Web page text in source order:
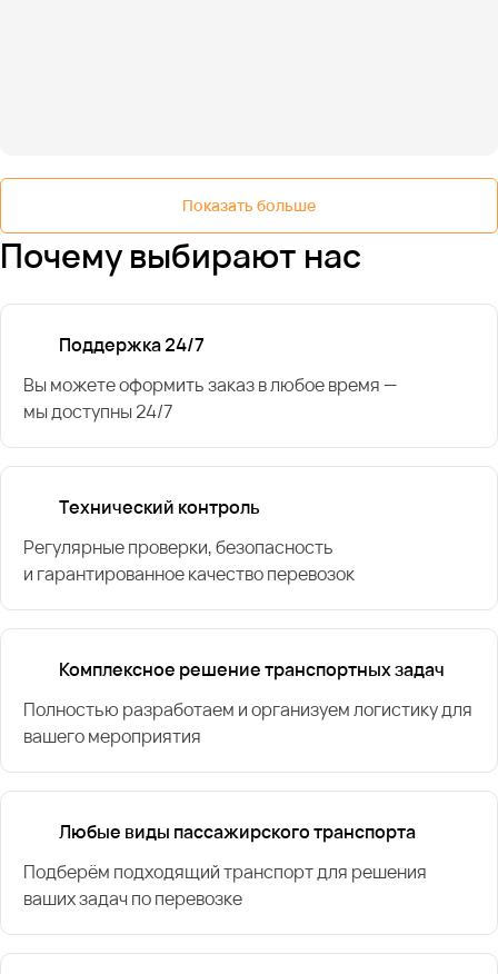
Показать больше
Почему выбирают нас
Поддержка 24/7
Вы можете оформить заказ в любое время —
мы доступны 24/7
Технический контроль
Регулярные проверки, безопасность
и гарантированное качество перевозок
Комплексное решение транспортных задач
Полностью разработаем и организуем логистику для
вашего мероприятия
Любые виды пассажирского транспорта
Подберём подходящий транспорт для решения
ваших задач по перевозке